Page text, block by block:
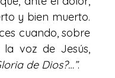
cuando, sobre
la voz de Jesús,
de Dios?…”.